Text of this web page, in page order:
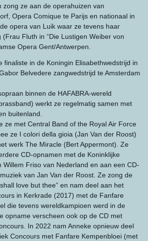
zong ze aan de operahuizen van
Opera Comique te Parijs en nationaal in
opera van Luik waar ze tevens haar
Fluth in “Die Lustigen Weiber von
Opera Gent/Antwerpen.
finaliste in de Koningin Elisabethwedstrijd in
Belvedere zangwedstrijd te Amsterdam
binnen de HAFABRA-wereld
werkt ze regelmatig samen met
buitenland.
ze met Central Band of the Royal Air Force
ze I colori della gioia (Jan Van der Roost)
werk The Miracle (Bert Appermont). Ze
CD-opnamen met de Koninklijke
Willem Friso van Nederland en aan een CD-
van Jan Van der Roost. Ze zong de
love but thee” en nam deel aan het
in Kerkrade (2017) met de Fanfare
die tevens wereldkampioen werd in de
opname verscheen ook op de CD met
In 2022 nam Anneke opnieuw deel
Concours met Fanfare Kempenbloei (met